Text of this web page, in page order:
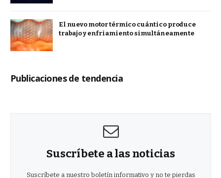
El nuevo motor térmico cuántico produce
trabajo y enfriamiento simultáneamente
Publicaciones de tendencia
Suscríbete a las noticias
Suscríbete a nuestro boletín informativo y no te pierdas